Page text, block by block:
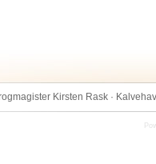
Kirsten Rask ·